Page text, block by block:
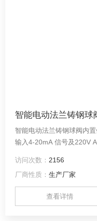
智能电动法兰铸钢球
智能电动法兰铸钢球阀内
输入4-20mA 信号及220V
离近，物料滞留少，密封
合。阀与执行机构的连接
动执行器（也可根据用户
构或气活塞式执行机构）
访问次数： 2156
厂商性质：生产厂家
查看详情